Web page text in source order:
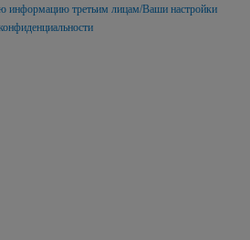
информацию третьим лицам/Ваши настройки